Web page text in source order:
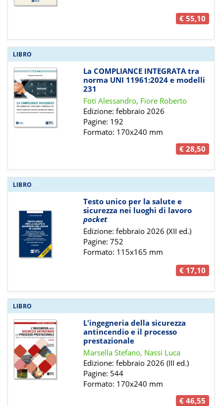
€ 55,10
LIBRO
La COMPLIANCE INTEGRATA tra
norma UNI 11961:2024 e modelli
231
Foti Alessandro, Fiore Roberto
Edizione: febbraio 2026
Pagine: 192
Formato: 170x240 mm
€ 28,50
LIBRO
Testo unico per la salute e
sicurezza nei luoghi di lavoro
pocket
Edizione: febbraio 2026 (XII ed.)
Pagine: 752
Formato: 115x165 mm
€ 17,10
LIBRO
L'ingegneria della sicurezza
antincendio e il processo
prestazionale
Marsella Stefano, Nassi Luca
Edizione: febbraio 2026 (III ed.)
Pagine: 544
Formato: 170x240 mm
€ 46,55